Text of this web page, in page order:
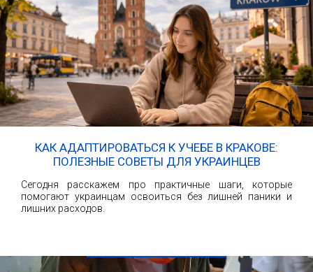
КАК АДАПТИРОВАТЬСЯ К УЧЕБЕ В КРАКОВЕ:
ПОЛЕЗНЫЕ СОВЕТЫ ДЛЯ УКРАИНЦЕВ
Сегодня расскажем про практичные шаги, которые
помогают украинцам освоиться без лишней паники и
лишних расходов.